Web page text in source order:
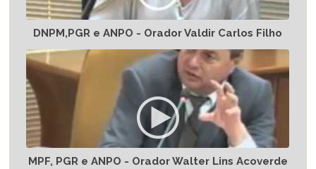
DNPM,PGR e ANPO - Orador Valdir Carlos Filho
MPF, PGR e ANPO - Orador Walter Lins Acoverde